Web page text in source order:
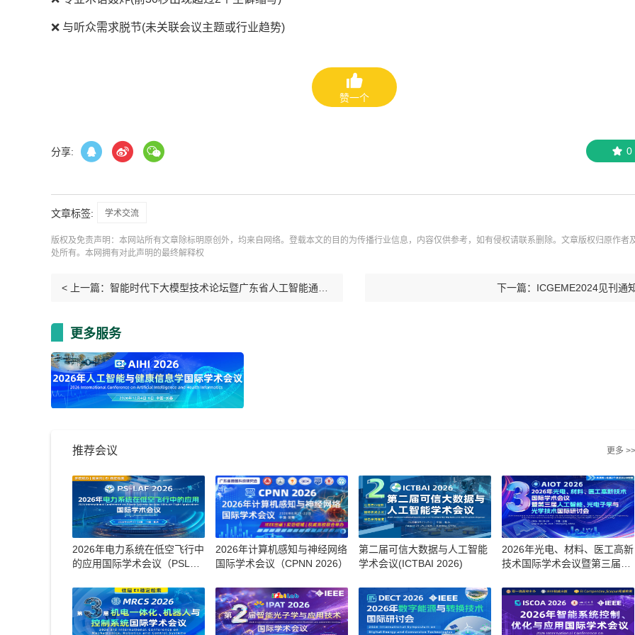
❌ 与听众需求脱节(未关联会议主题或行业趋势)
赞一个
分享: 0
文章标签: 学术交流
版权及免责声明：本网站所有文章除标明原创外，均来自网络。登载本文的目的为传播行业信息，内容仅供参考，如有侵权请联系删除。文章版权归原作者
处所有。本网拥有对此声明的最终解释权
< 上一篇：智能时代下大模型技术论坛暨广东省人工智能通识虚拟教研室2025年学术交流会 下一篇：ICGEME2024见刊通
更多服务
推荐会议 更多 >>
2026年电力系统在低空飞行中
的应用国际学术会议（PSLAF
2026年计算机感知与神经网络
国际学术会议（CPNN 2026）
第二届可信大数据与人工智能
学术会议(ICTBAI 2026)
2026年光电、材料、医工高新
技术国际学术会议暨第三届人
国际研讨会（AIOT 2026）